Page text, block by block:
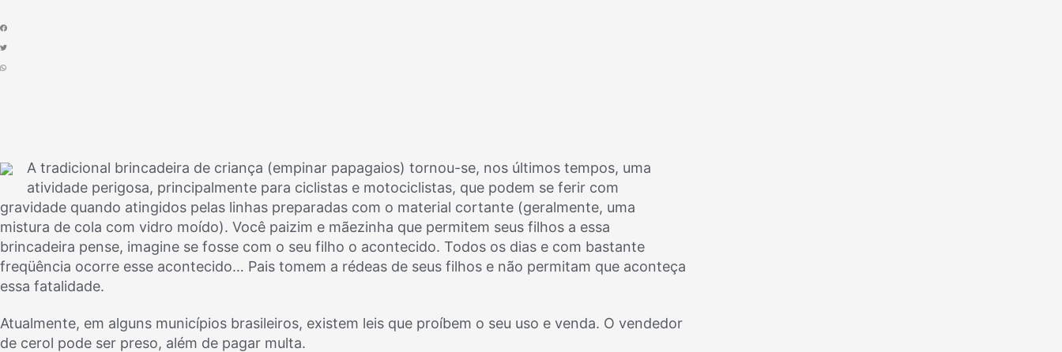
A tradicional brincadeira de criança (empinar papagaios) tornou-se, nos últimos tempos, uma
atividade perigosa, principalmente para ciclistas e motociclistas, que podem se ferir com
gravidade quando atingidos pelas linhas preparadas com o material cortante (geralmente, uma
mistura de cola com vidro moído). Você paizim e mãezinha que permitem seus filhos a essa
brincadeira pense, imagine se fosse com o seu filho o acontecido. Todos os dias e com bastante
freqüência ocorre esse acontecido… Pais tomem a rédeas de seus filhos e não permitam que aconteça
essa fatalidade.
Atualmente, em alguns municípios brasileiros, existem leis que proíbem o seu uso e venda. O vendedor
de cerol pode ser preso, além de pagar multa.